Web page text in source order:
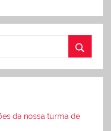
da nossa turma de